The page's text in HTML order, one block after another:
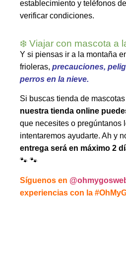
establecimiento y teléfonos
verificar condiciones.
❄️ Viajar con mascota a
Y si piensas ir a la montaña
frioleras, precauciones,
perros en la nieve.
Si buscas tienda de
nuestra tienda online
que necesites o pregúntanos
intentaremos ayudarte. Ah y
entrega será en máximo 2
🐾 🐾
Síguenos en
experiencias con la